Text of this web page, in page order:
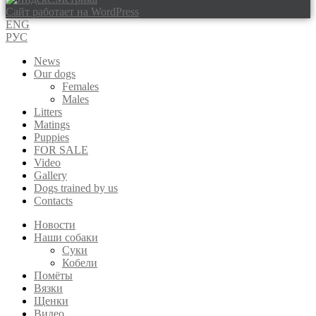
Сайт работает на WordPress
ENG
РУС
News
Our dogs
Females
Males
Litters
Matings
Puppies
FOR SALE
Video
Gallery
Dogs trained by us
Contacts
Новости
Наши собаки
Суки
Кобели
Помёты
Вязки
Щенки
Видео